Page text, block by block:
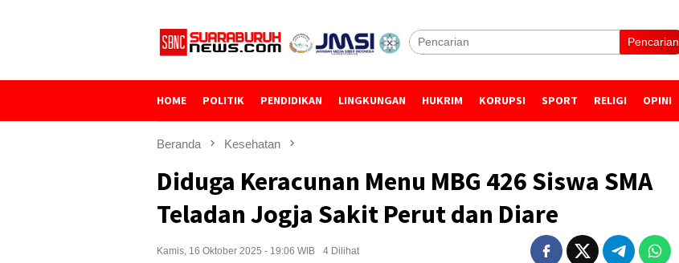
Pencarian
HOME POLITIK PENDIDIKAN LINGKUNGAN HUKRIM KORUPSI SPORT RELIGI OPINI
Beranda Kesehatan
Diduga Keracunan Menu MBG 426 Siswa SMA
Teladan Jogja Sakit Perut dan Diare
Kamis, 16 Oktober 2025 - 19:06 WIB 4 Dilihat